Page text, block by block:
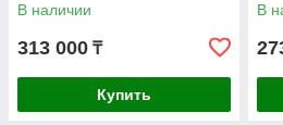
В наличии
313 000 ₸
Купить
В